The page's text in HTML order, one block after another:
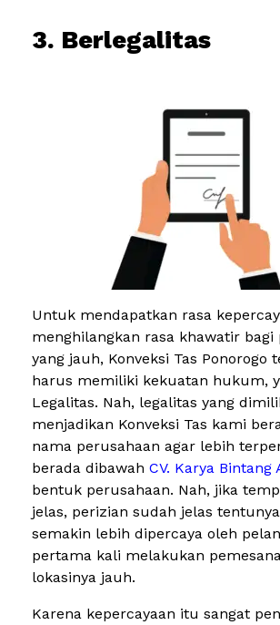
3. Berlegalitas
Untuk mendapatkan rasa
menghilangkan rasa khawatir bagi
yang jauh, Konveksi Tas Ponorogo
harus memiliki kekuatan hukum,
Legalitas. Nah, legalitas yang
menjadikan Konveksi Tas kami
nama perusahaan agar lebih
berada dibawah CV. Karya Bintang
bentuk perusahaan. Nah, jika
jelas, perizian sudah jelas
semakin lebih dipercaya oleh
pertama kali melakukan
lokasinya jauh.
Karena kepercayaan itu sangat